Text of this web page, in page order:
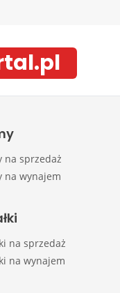
na sprzedaż
na wynajem
na sprzedaż
na wynajem